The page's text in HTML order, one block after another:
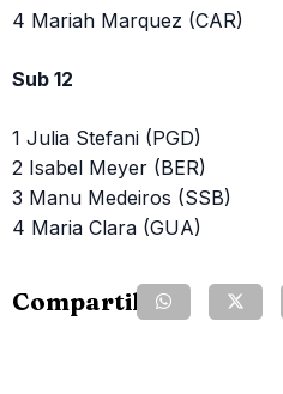
4 Mariah Marquez (CAR)
Sub 12
1 Julia Stefani (PGD)
2 Isabel Meyer (BER)
3 Manu Medeiros (SSB)
4 Maria Clara (GUA)
Compartilhe: